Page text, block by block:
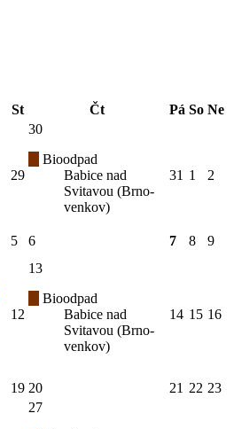
St Čt Pá So Ne
29
30
Bioodpad
Babice nad
Svitavou (Brno-
venkov)
31 1 2
5 6 7 8 9
12
13
Bioodpad
Babice nad
Svitavou (Brno-
venkov)
14 15 16
19 20 21 22 23
27